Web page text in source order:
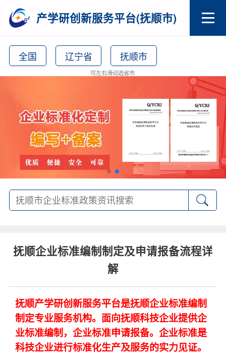
产学研创新服务平台(抚顺市)
全国 辽宁省 抚顺市
可左右滑动选省市
抚顺企业标准编制制定及申请报备流程详
解
抚顺产学研创新服务平台是抚顺企业标准编制
制定专业服务机构。面向抚顺科技企业提供企
业标准编制，企业标准申请报备。企业标准是
科技企业进行标准化生产及服务的实力见证。